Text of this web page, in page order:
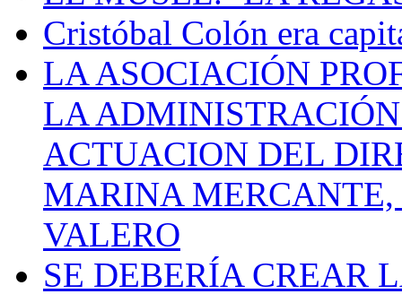
Cristóbal Colón era
LA ASOCIACIÓN
LA
ACTUACION DEL
MARINA
VALERO
SE DEBERÍA CREAR